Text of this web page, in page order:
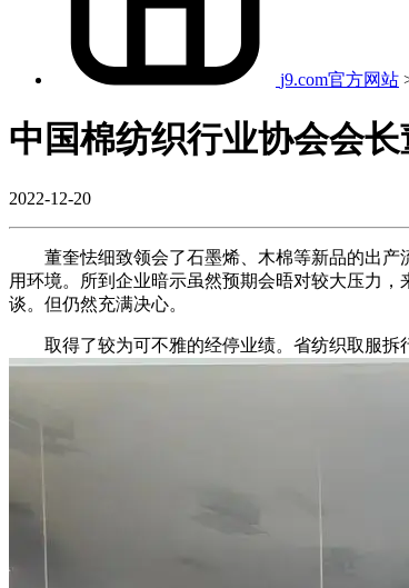
j9.com官方网站
中国棉纺织行业协会会
2022-12-20
董奎怯细致领会了石墨烯、木棉等新品的出产
用环境。所到企业暗示虽然预期会晤对较大压力
谈。但仍然充满决心。
取得了较为可不雅的经停业绩。省纺织取服拆